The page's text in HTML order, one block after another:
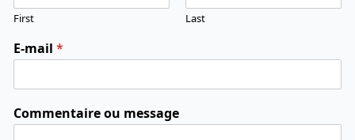
First Last
E-mail *
Commentaire ou message